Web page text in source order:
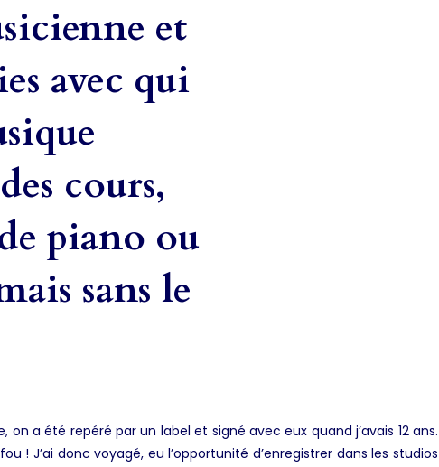
et
avec qui
cours,
piano ou
sans le
a été repéré par un label et signé avec eux quand j’avais 12 ans.
! J’ai donc voyagé, eu l’opportunité d’enregistrer dans les studios